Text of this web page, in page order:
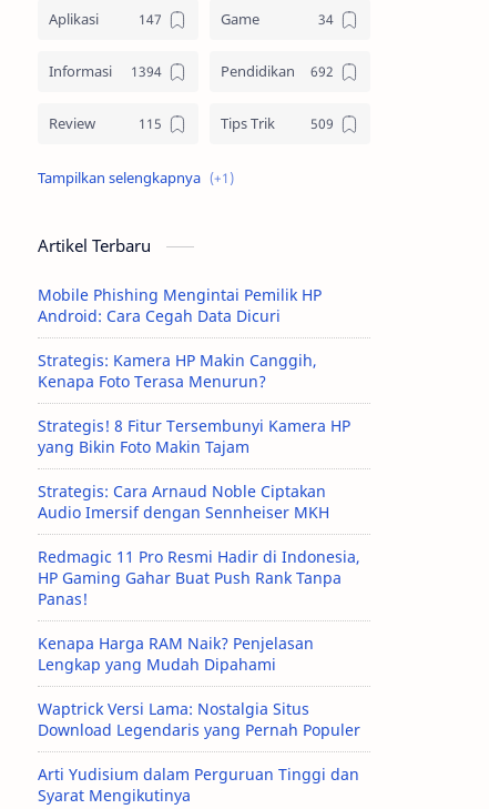
Aplikasi Game
Informasi Pendidikan
Review Tips Trik
Tutorial
Artikel Terbaru
Mobile Phishing Mengintai Pemilik HP
Android: Cara Cegah Data Dicuri
Strategis: Kamera HP Makin Canggih,
Kenapa Foto Terasa Menurun?
Strategis! 8 Fitur Tersembunyi Kamera HP
yang Bikin Foto Makin Tajam
Strategis: Cara Arnaud Noble Ciptakan
Audio Imersif dengan Sennheiser MKH
Redmagic 11 Pro Resmi Hadir di Indonesia,
HP Gaming Gahar Buat Push Rank Tanpa
Panas!
Kenapa Harga RAM Naik? Penjelasan
Lengkap yang Mudah Dipahami
Waptrick Versi Lama: Nostalgia Situs
Download Legendaris yang Pernah Populer
Arti Yudisium dalam Perguruan Tinggi dan
Syarat Mengikutinya